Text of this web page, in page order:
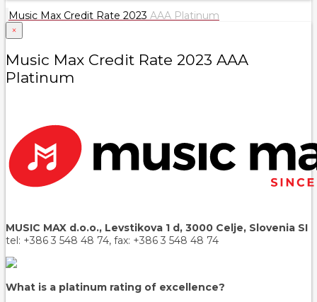
Music Max Credit Rate 2023 AAA Platinum
×
Music Max Credit Rate 2023 AAA
Platinum
MUSIC MAX d.o.o., Levstikova 1 d, 3000 Celje, Slovenia SI
tel: +386 3 548 48 74, fax: +386 3 548 48 74
What is a platinum rating of excellence?